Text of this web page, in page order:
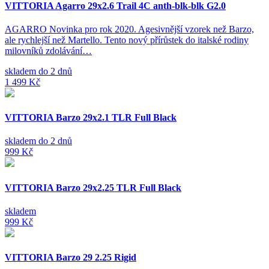
VITTORIA Agarro 29x2.6 Trail 4C anth-blk-blk G2.0
AGARRO Novinka pro rok 2020. Agesivnější vzorek než Barzo,
ale rychlejší než Martello. Tento nový přírůstek do italské rodiny
milovníků zdolávání…
skladem do 2 dnů
1 499 Kč
VITTORIA Barzo 29x2.1 TLR Full Black
skladem do 2 dnů
999 Kč
VITTORIA Barzo 29x2.25 TLR Full Black
skladem
999 Kč
VITTORIA Barzo 29 2.25 Rigid